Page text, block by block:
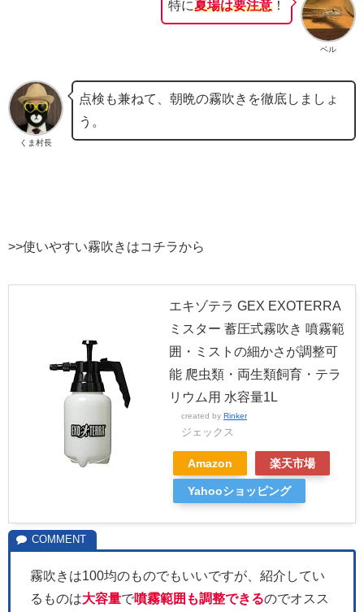
ベル
特に夏場は要注意！
くま村長
点検も兼ねて、朝晩の霧吹きを徹底しましょ
う。
>>使いやすい霧吹きはコチラから
エキゾテラ GEX EXOTERRA
ミスター 蓄圧式霧吹き 噴霧範
囲・ミストの細かさが調整可
能 爬虫類・両生類飼育・テラ
リウム用 水容量1L
created by Rinker
ジェックス
Amazon 楽天市場
Yahooショッピング
霧吹きは100均のものでもいいですが、紹介してい
るものは大容量で噴霧範囲も調整できるのでオスス